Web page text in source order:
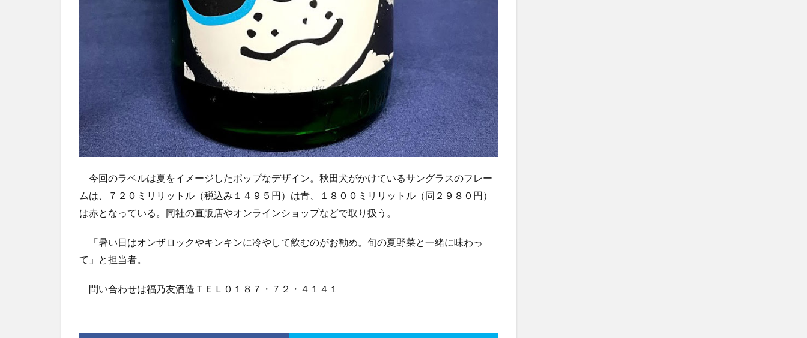
今回のラベルは夏をイメージしたポップなデザイン。秋田犬がかけているサングラスのフレー
ムは、７２０ミリリットル（税込み１４９５円）は青、１８００ミリリットル（同２９８０円）
は赤となっている。同社の直販店やオンラインショップなどで取り扱う。
「暑い日はオンザロックやキンキンに冷やして飲むのがお勧め。旬の夏野菜と一緒に味わっ
て」と担当者。
問い合わせは福乃友酒造ＴＥＬ０１８７・７２・４１４１